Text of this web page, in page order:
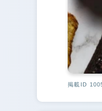
掲載ID